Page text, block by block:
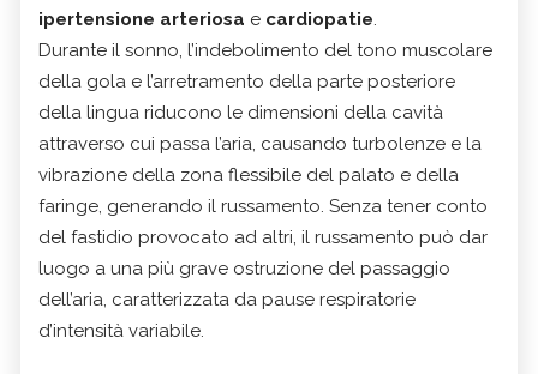
ipertensione arteriosa e cardiopatie.
Durante il sonno, l’indebolimento del tono muscolare
della gola e l’arretramento della parte posteriore
della lingua riducono le dimensioni della cavità
attraverso cui passa l’aria, causando turbolenze e la
vibrazione della zona flessibile del palato e della
faringe, generando il russamento. Senza tener conto
del fastidio provocato ad altri, il russamento può dar
luogo a una più grave ostruzione del passaggio
dell’aria, caratterizzata da pause respiratorie
d’intensità variabile.